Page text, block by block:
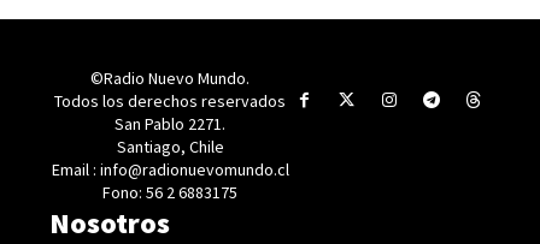
©Radio Nuevo Mundo.
Todos los derechos reservados
San Pablo 2271.
Santiago, Chile
Email : info@radionuevomundo.cl
Fono: 56 2 6883175
Nosotros